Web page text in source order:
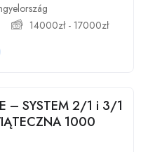
14000zł- 17000zł
– SYSTEM 2/1 i 3/1
1000